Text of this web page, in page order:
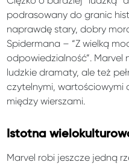
podrasowany do granic
naprawdę stary, dobry
Spidermana – “Z wielką
odpowiedzialność”. Marvel
ludzkie dramaty, ale też
czytelnymi, wartościowymi
między wierszami.
Istotna
Marvel robi jeszcze jedną